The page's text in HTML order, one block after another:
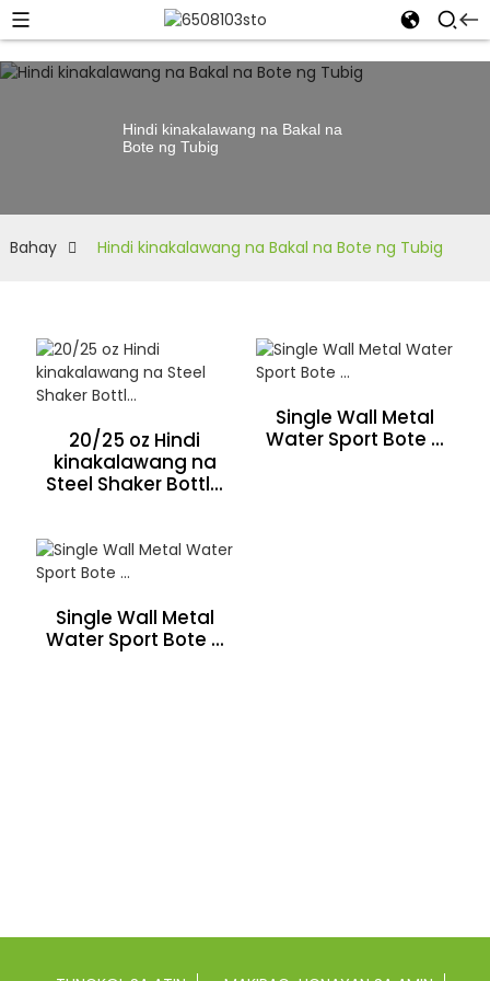
Hindi kinakalawang na Bakal na
Bote ng Tubig
Bahay Hindi kinakalawang na Bakal na Bote ng Tubig
20/25 oz Hindi
kinakalawang na
Steel Shaker Bottl...
Single Wall Metal
Water Sport Bote ...
Single Wall Metal
Water Sport Bote ...